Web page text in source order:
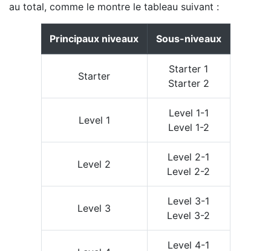
au total, comme le montre le tableau suivant :
Principaux niveaux Sous-niveaux
Starter
Starter 1
Starter 2
Level 1
Level 1-1
Level 1-2
Level 2
Level 2-1
Level 2-2
Level 3
Level 3-1
Level 3-2
Level 4-1